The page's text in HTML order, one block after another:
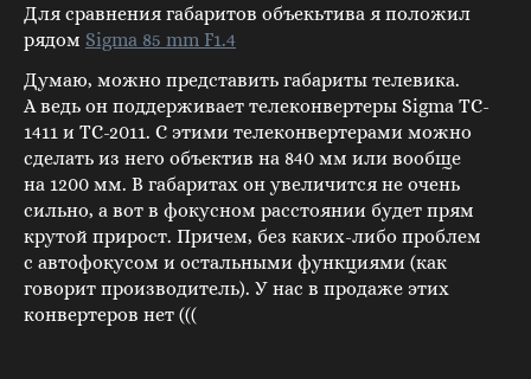
Для сравнения габаритов объекьтива я положил
рядом Sigma 85 mm F1.4
Думаю, можно представить габариты телевика.
А ведь он поддерживает телеконвертеры Sigma TC-
1411 и TC-2011. С этими телеконвертерами можно
сделать из него объектив на 840 мм или вообще
на 1200 мм. В габаритах он увеличится не очень
сильно, а вот в фокусном расстоянии будет прям
крутой прирост. Причем, без каких-либо проблем
с автофокусом и остальными функциями (как
говорит производитель). У нас в продаже этих
конвертеров нет (((